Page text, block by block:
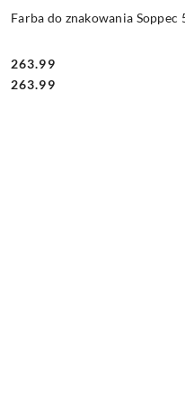
Farba do znakowania Soppec
Cena:
263.99
Cena:
263.99